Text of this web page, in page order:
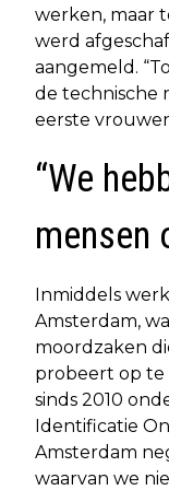
werken, maar
werd
aangemeld.
de technische
eerste
“We
mensen
Inmiddels
Amsterdam,
moordzaken
probeert op te
sinds 2010
Identificatie
Amsterdam
waarvan we